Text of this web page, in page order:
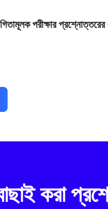
প্রশ্নোত্তরের এক
করা